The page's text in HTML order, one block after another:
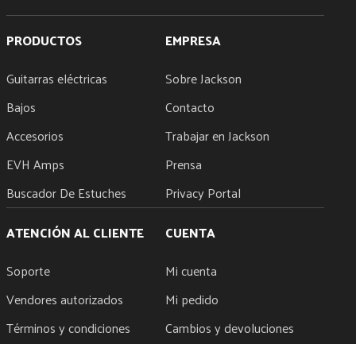
PRODUCTOS
Guitarras eléctricas
Bajos
Accesorios
EVH Amps
Buscador De Estuches
EMPRESA
Sobre Jackson
Contacto
Trabajar en Jackson
Prensa
Privacy Portal
ATENCIÓN AL CLIENTE
Soporte
Vendores autorizados
Términos y condiciones
CUENTA
Mi cuenta
Mi pedido
Cambios y devoluciones